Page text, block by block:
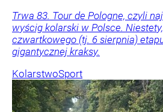
Trwa 83. Tour de Pologne, czyli
wyścig kolarski w Polsce.
czwartkowego (tj. 6 sierpnia)
gigantycznej kraksy.
KolarstwoSport